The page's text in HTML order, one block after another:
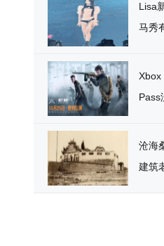
Lisa
马秀
Xbox
Pass
沧海
建筑